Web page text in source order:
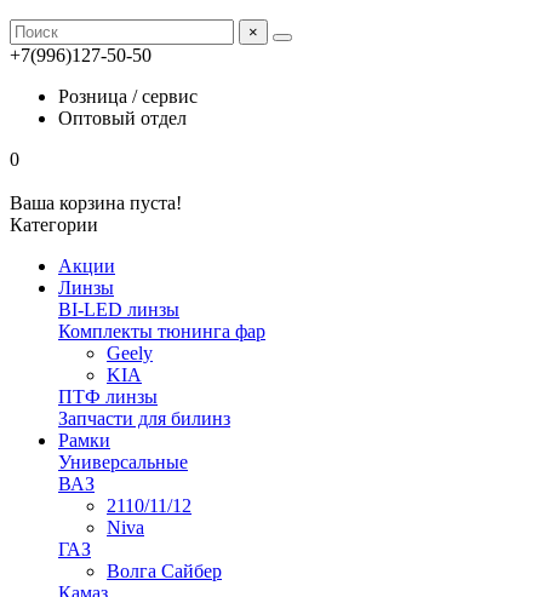
×
+7(996)127-50-50
Розница / сервис
Оптовый отдел
0
Ваша корзина пуста!
Категории
Акции
Линзы
BI-LED линзы
Комплекты тюнинга фар
Geely
KIA
ПТФ линзы
Запчасти для билинз
Рамки
Универсальные
ВАЗ
2110/11/12
Niva
ГАЗ
Волга Сайбер
Камаз